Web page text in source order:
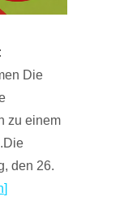
Die
zu einem
den 26.